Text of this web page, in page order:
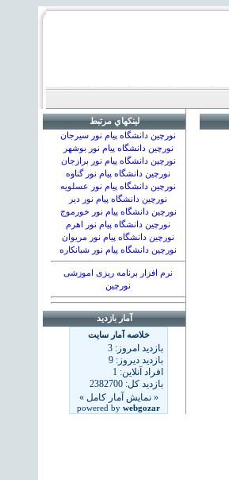
لينكهاي مرتبط
نورچين دانشگاه پيام نور سیرجان
نورچين دانشگاه پیام نور بوشهر
نورچين دانشگاه پيام نور برازجان
نورچين دانشگاه پيام نور گناوه
نورچين دانشگاه پيام نور عسلويه
نورچين دانشگاه پيام نور دير
نورچين دانشگاه پيام نور خورموج
نورچين دانشگاه پيام نور اهرم
نورچين دانشگاه پيام نور مریوان
نورچين دانشگاه پيام نور شبانكاره
نرم افزار برنامه ریزی اموزشی
نورچين
آمار بازديد